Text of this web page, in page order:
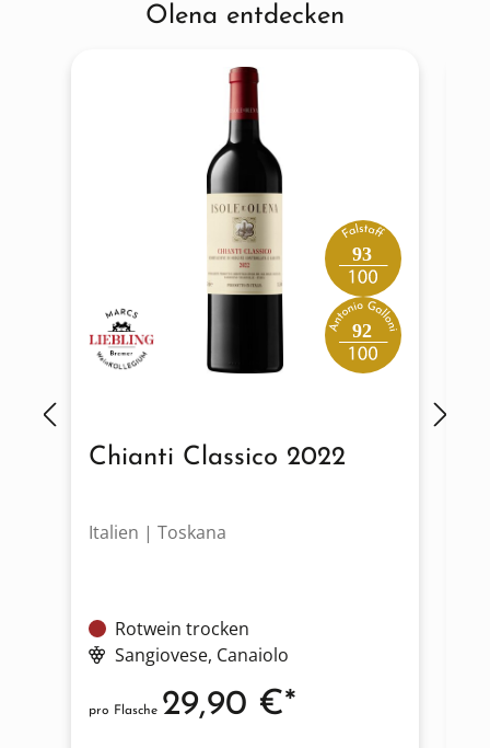
Olena entdecken
93
92
Chianti Classico 2022
Italien | Toskana
Rotwein trocken
Sangiovese, Canaiolo
pro Flasche 29,90 €*